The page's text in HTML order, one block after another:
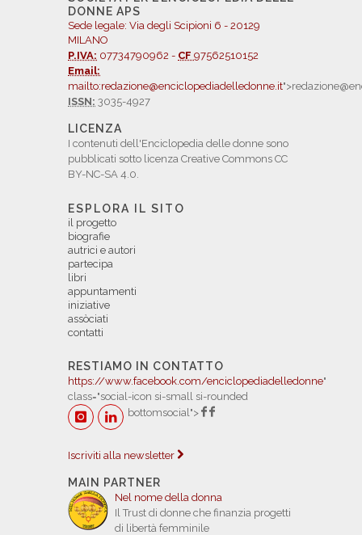
DONNE APS
Sede legale: Via degli Scipioni 6 - 20129
MILANO
P.IVA: 07734790962 - CF 97562510152
Email:
mailto:redazione@enciclopediadelledonne.it
ISSN: 3035-4927
LICENZA
I contenuti dell'Enciclopedia delle donne sono
pubblicati sotto licenza Creative Commons CC
BY-NC-SA 4.0.
ESPLORA IL SITO
il progetto
biografie
autrici e autori
partecipa
libri
appuntamenti
iniziative
assòciati
contatti
RESTIAMO IN CONTATTO
https://www.facebook.com/enciclopediadelledonne"
class="social-icon si-small si-rounded
bottomsocial">
Iscriviti alla newsletter
MAIN PARTNER
Nel nome della donna
Il Trust di donne che finanzia progetti
di libertà femminile